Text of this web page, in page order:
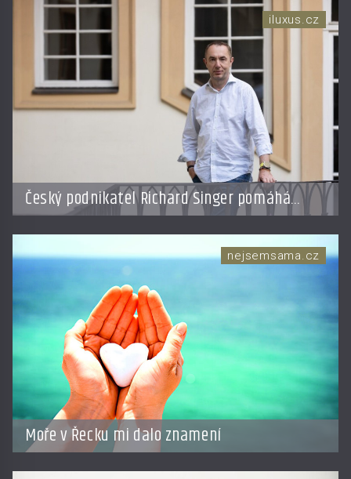
Český podnikatel Richard Singer pomáhá
přenést bhútánský koncept hrubého
národního štěstí do světa byznysu
iluxus.cz
Moře v Řecku mi dalo znamení
nejsemsama.cz